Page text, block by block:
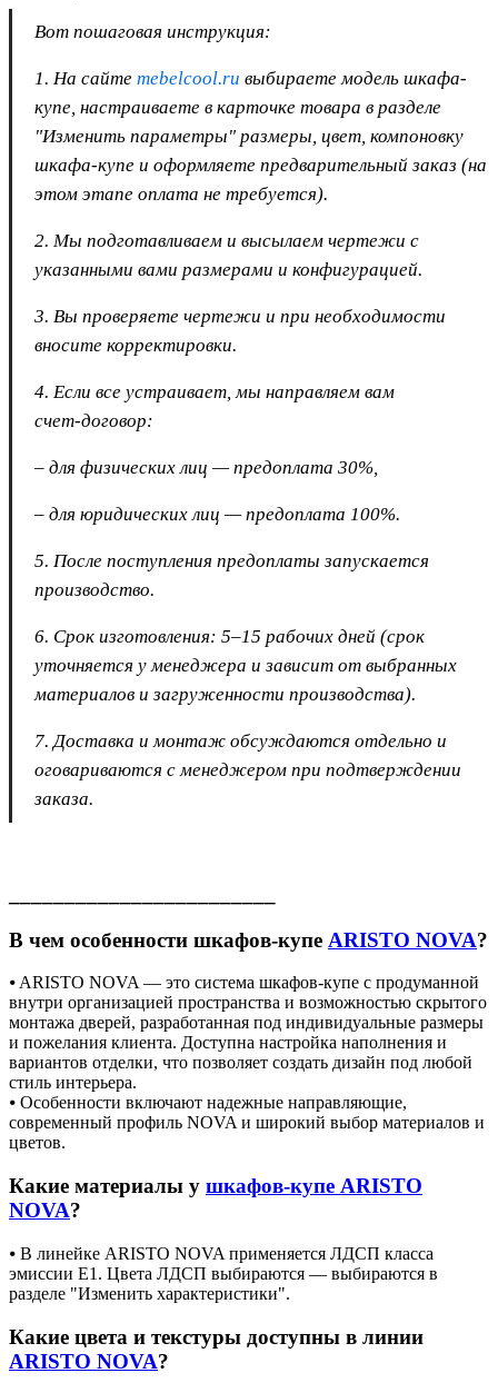
Вот пошаговая инструкция:
1. На сайте mebelcool.ru выбираете модель шкафа-
купе, настраиваете в карточке товара в разделе
"Изменить параметры" размеры, цвет, компоновку
шкафа-купе и оформляете предварительный заказ (на
этом этапе оплата не требуется).
2. Мы подготавливаем и высылаем чертежи с
указанными вами размерами и конфигурацией.
3. Вы проверяете чертежи и при необходимости
вносите корректировки.
4. Если все устраивает, мы направляем вам
счет‑договор:
– для физических лиц — предоплата 30%,
– для юридических лиц — предоплата 100%.
5. После поступления предоплаты запускается
производство.
6. Срок изготовления: 5–15 рабочих дней (срок
уточняется у менеджера и зависит от выбранных
материалов и загруженности производства).
7. Доставка и монтаж обсуждаются отдельно и
оговариваются с менеджером при подтверждении
заказа.
В чем особенности шкафов-купе ARISTO NOVA?
⦁ ARISTO NOVA — это система шкафов-купе с продуманной
внутри организацией пространства и возможностью скрытого
монтажа дверей, разработанная под индивидуальные размеры
и пожелания клиента. Доступна настройка наполнения и
вариантов отделки, что позволяет создать дизайн под любой
стиль интерьера.
⦁ Особенности включают надежные направляющие,
современный профиль NOVA и широкий выбор материалов и
цветов.
Какие материалы у шкафов-купе ARISTO
NOVA?
⦁ В линейке ARISTO NOVA применяется ЛДСП класса
эмиссии Е1. Цвета ЛДСП выбираются — выбираются в
разделе "Изменить характеристики".
Какие цвета и текстуры доступны в линии
ARISTO NOVA?